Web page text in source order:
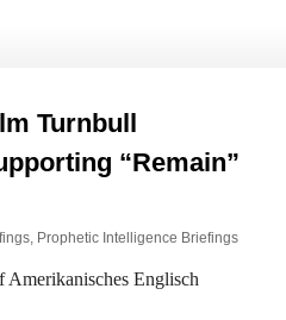
Turnbull
“Remain”
, Prophetic Intelligence Briefings
Amerikanisches Englisch